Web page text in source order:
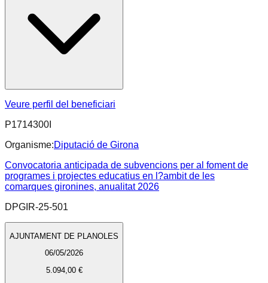
Veure perfil del beneficiari
P1714300I
Organisme:Diputació de Girona
Convocatoria anticipada de subvencions per al foment de
programes i projectes educatius en l?ambit de les
comarques gironines, anualitat 2026
DPGIR-25-501
AJUNTAMENT DE PLANOLES
06/05/2026
5.094,00 €